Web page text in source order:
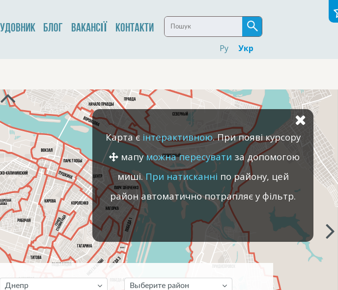
БЛОГ ВАКАНСІЇ КОНТАКТИ
Ру Укр
Карта є інтерактивною. При появі курсору
мапуможна пересувати за допомогою
миші.При натисканні по району, цей
район автоматично потрапляє у фільтр.
Днепр Выберите район